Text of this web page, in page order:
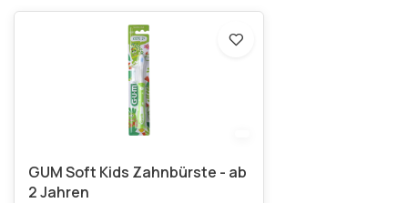
GUM Soft Kids Zahnbürste - ab
2 Jahren